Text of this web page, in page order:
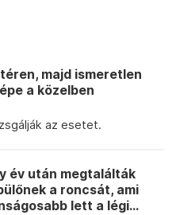
majd ismeretlen
a közelben
az esetet.
év után megtalálták
a roncsát, ami
lett a légi...